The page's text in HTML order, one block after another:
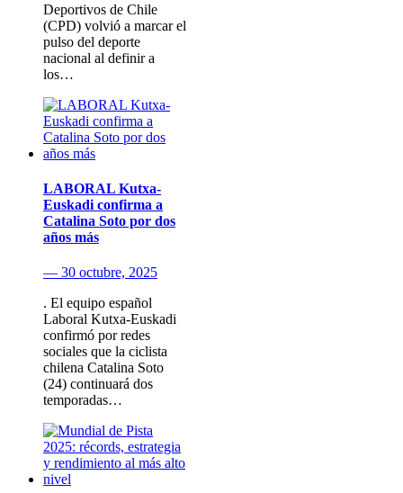
Deportivos de Chile
(CPD) volvió a marcar el
pulso del deporte
nacional al definir a
los…
LABORAL Kutxa-
Euskadi confirma a
Catalina Soto por dos
años más
— 30 octubre, 2025
. El equipo español
Laboral Kutxa-Euskadi
confirmó por redes
sociales que la ciclista
chilena Catalina Soto
(24) continuará dos
temporadas…